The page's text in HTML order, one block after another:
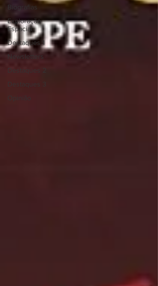
Biografias
Exploração
Espacial
Destaques 1
Newsletters
Destaques 2